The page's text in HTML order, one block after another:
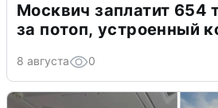
Москвич заплатит 654
за потоп, устроенный
8 августа 0